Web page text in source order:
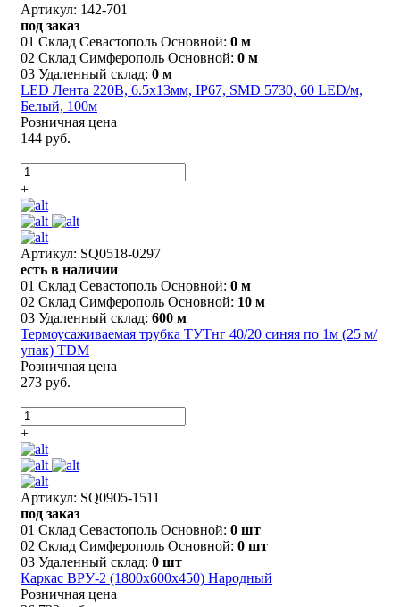
Артикул: 142-701
под заказ
01 Склад Севастополь Основной: 0 м
02 Склад Симферополь Основной: 0 м
03 Удаленный склад: 0 м
LED Лента 220В, 6.5x13мм, IP67, SMD 5730, 60 LED/м,
Белый, 100м
Розничная цена
144 руб.
–
+
Артикул: SQ0518-0297
есть в наличии
01 Склад Севастополь Основной: 0 м
02 Склад Симферополь Основной: 10 м
03 Удаленный склад: 600 м
Термоусаживаемая трубка ТУТнг 40/20 синяя по 1м (25 м/
упак) TDM
Розничная цена
273 руб.
–
+
Артикул: SQ0905-1511
под заказ
01 Склад Севастополь Основной: 0 шт
02 Склад Симферополь Основной: 0 шт
03 Удаленный склад: 0 шт
Каркас ВРУ-2 (1800х600х450) Народный
Розничная цена